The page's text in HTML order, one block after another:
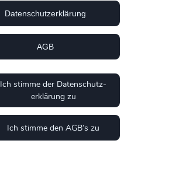
Datenschutzerklärung
AGB
Ich stimme der Datenschutz-
erklärung zu
Ich stimme den AGB’s zu